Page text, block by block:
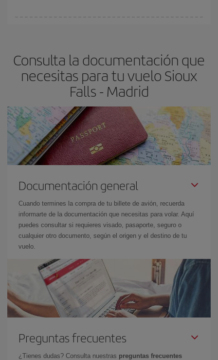
avión más baratos te saldrán. Además, si buscas los vuelos con
las fechas y los horarios del viaje un poco abiertos, podráselegir
el precio más barato.
Consulta la documentación que
necesitas para tu vuelo Sioux
Falls - Madrid
Documentación general
Cuando termines la compra de tu billete de avión, recuerda
informarte de la documentación que necesitas para volar. Aquí
puedes consultar si requieres visado, pasaporte, seguro o
cualquier otro documento, según el origen y el destino de tu
vuelo.
Preguntas frecuentes
¿Tienes dudas? Consulta nuestras preguntas frecuentes